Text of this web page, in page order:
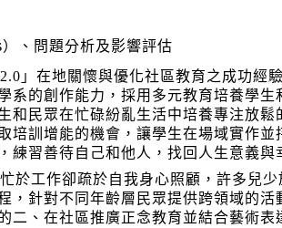
）、問題分析及影響評估
2.0 」在地關懷與優化社區教育之成功經
系的創作能力，採用多元教育培養學
和民眾在忙碌紛亂生活中培養專注放
培訓增能的機會，讓學生在場域實作
練習善待自己和他人，找回人生意義與
工作卻疏於自我身心照顧，許多兒
，針對不同年齡層民眾提供跨領域的
二、在社區推廣正念教育並結合藝術表